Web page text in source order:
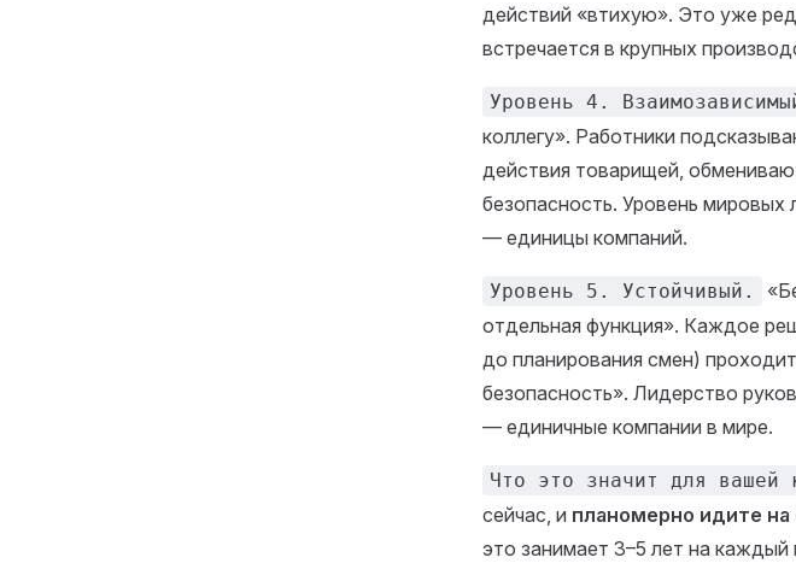
действий «втихую». Это уже
встречается в крупных
Уровень 4.
коллегу». Работники
действия товарищей,
безопасность. Уровень
— единицы компаний.
Уровень 5. Устойчивый.
отдельная функция». Каждое
до планирования смен)
безопасность». Лидерство
— единичные компании в мире.
Что это значит для вашей
сейчас, и планомерно идите на
это занимает 3–5 лет на каждый